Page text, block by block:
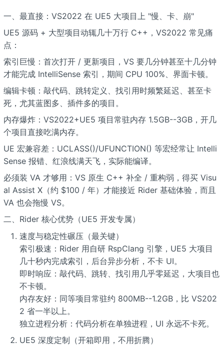
一、最直接：VS2022 在 UE5 大项目上 "慢、卡、崩"
UE5 源码 + 大型项目动辄几十万行 C++，VS2022 常见痛
点：
索引巨慢：首次打开 / 更新项目，VS 要几分钟甚至十几分钟
才能完成 IntelliSense 索引，期间 CPU 100%、界面卡顿。
编辑卡顿：敲代码、跳转定义、找引用时频繁延迟、甚至卡
死，尤其蓝图多、插件多的项目。
内存爆炸：VS2022+UE5 项目常驻内存 1.5GB--3GB，开几
个项目直接吃满内存。
UE 宏兼容差：UCLASS()/UFUNCTION() 等宏经常让 Intelli
Sense 报错、红浪线满天飞，实际能编译。
必须装 VA 才够用：VS 原生 C++ 补全 / 重构弱，得买 Visu
al Assist X（约 $100 / 年）才能接近 Rider 基础体验，而且
VA 也会拖慢 VS。
二、Rider 核心优势（UE5 开发专属）
速度与稳定性碾压（最关键）
索引极速：Rider 用自研 RspClang 引擎，UE5 大项目
几十秒内完成索引，后台异步分析，不卡 UI。
即时响应：敲代码、跳转、找引用几乎零延迟，大项目也
不卡顿。
内存友好：同等项目常驻约 800MB--1.2GB，比 VS202
2 省一半以上。
独立进程分析：代码分析在单独进程，UI 永远不卡死。
UE5 深度定制（开箱即用，不用折腾）